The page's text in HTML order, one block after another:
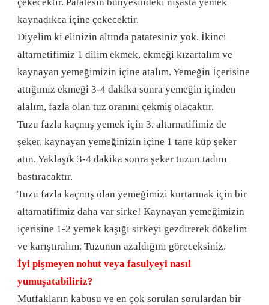
kaynadıkca içine çekecektir.
Diyelim ki elinizin altında patatesiniz yok. İkinci
altarnetifimiz 1 dilim ekmek, ekmeği kızartalım ve
kaynayan yemeğimizin içine atalım. Yemeğin İçerisine
attığımız ekmeği 3-4 dakika sonra yemeğin içinden
alalım, fazla olan tuz oranını çekmiş olacaktır.
Tuzu fazla kaçmış yemek için 3. altarnatifimiz de
şeker, kaynayan yemeğinizin içine 1 tane küp şeker
atın. Yaklaşık 3-4 dakika sonra şeker tuzun tadını
bastıracaktır.
Tuzu fazla kaçmış olan yemeğimizi kurtarmak için bir
altarnatifimiz daha var sirke! Kaynayan yemeğimizin
içerisine 1-2 yemek kaşığı sirkeyi gezdirerek dökelim
ve karıştıralım. Tuzunun azaldığını göreceksiniz.
İyi pişmeyen nohut veya fasulyeyi nasıl
yumuşatabiliriz?
Mutfakların kabusu ve en çok sorulan sorulardan bir